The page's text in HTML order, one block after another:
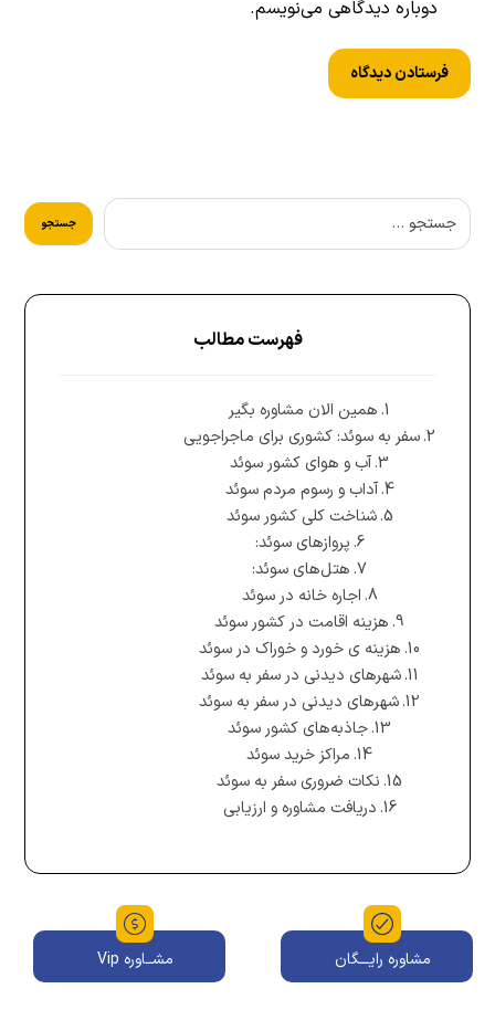
دوباره دیدگاهی می‌نویسم.
فهرست مطالب
همین الان مشاوره بگیر
سفر به سوئد: کشوری برای ماجراجویی
آب و هوای کشور سوئد
آداب و رسوم مردم سوئد
شناخت کلی کشور سوئد
پروازهای سوئد:
هتل‌های سوئد:
اجاره خانه در سوئد
هزینه اقامت در کشور سوئد
هزینه ی خورد و خوراک در سوئد
شهرهای دیدنی در سفر به سوئد
شهرهای دیدنی در سفر به سوئد
جاذبه‌های کشور سوئد
مراکز خرید سوئد
نکات ضروری سفر به سوئد
دریافت مشاوره و ارزیابی
مشاوره رایـــگان مشــاوره Vip